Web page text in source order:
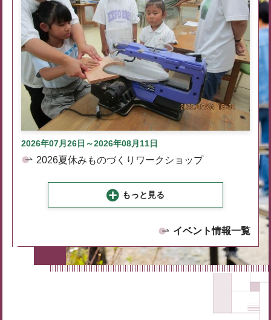
2026年07月26日～2026年08月11日
2026夏休みものづくりワークショップ
もっと見る
イベント情報一覧